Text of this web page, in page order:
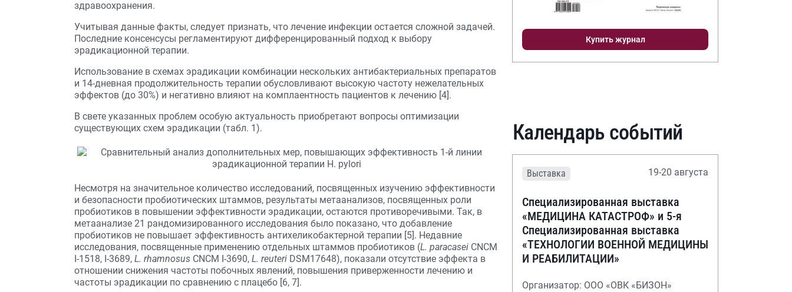
здравоохранения.
Учитывая данные факты, следует признать, что лечение инфекции остается сложной задачей.
Последние консенсусы регламентируют дифференцированный подход к выбору
эрадикационной терапии.
Использование в схемах эрадикации комбинации нескольких антибактериальных препаратов
и 14-дневная продолжительность терапии обусловливают высокую частоту нежелательных
эффектов (до 30%) и негативно влияют на комплаентность пациентов к лечению [4].
В свете указанных проблем особую актуальность приобретают вопросы оптимизации
существующих схем эрадикации (табл. 1).
Несмотря на значительное количество исследований, посвященных изучению эффективности
и безопасности пробиотических штаммов, результаты метаанализов, посвященных роли
пробиотиков в повышении эффективности эрадикации, остаются противоречивыми. Так, в
метаанализе 21 рандомизированного исследования было показано, что добавление
пробиотиков не повышает эффективность антихеликобактерной терапии [5]. Недавние
исследования, посвященные применению отдельных штаммов пробиотиков (L. paracasei CNCM
I-1518, I-3689, L. rhamnosus CNCM I-3690, L. reuteri DSM17648), показали отсутствие эффекта в
отношении снижения частоты побочных явлений, повышения приверженности лечению и
частоты эрадикации по сравнению с плацебо [6, 7].
Купить журнал
Календарь событий
Выставка 19-20 августа
Специализированная выставка
«МЕДИЦИНА КАТАСТРОФ» и 5-я
Специализированная выставка
«ТЕХНОЛОГИИ ВОЕННОЙ МЕДИЦИНЫ
И РЕАБИЛИТАЦИИ»
Организатор: ООО «ОВК «БИЗОН»